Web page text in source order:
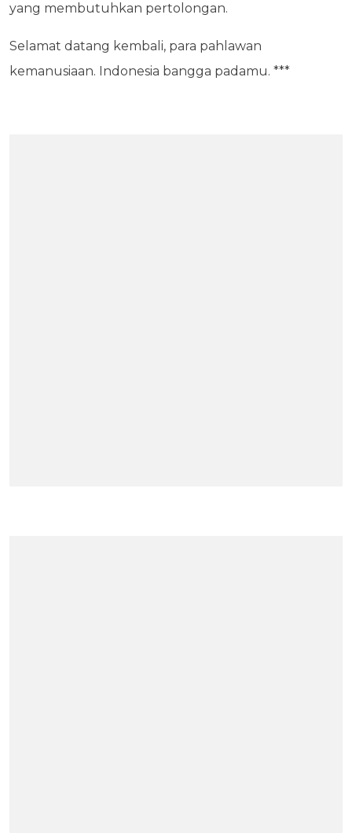
yang membutuhkan pertolongan.
Selamat datang kembali, para pahlawan
kemanusiaan. Indonesia bangga padamu. ***